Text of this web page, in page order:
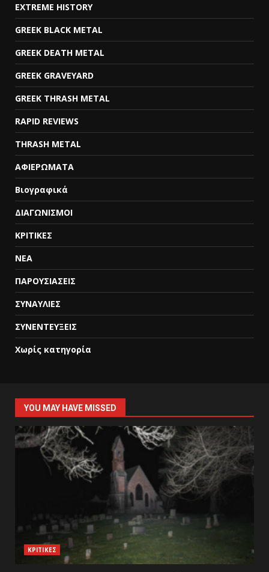
EXTREME HISTORY
GREEK BLACK METAL
GREEK DEATH METAL
GREEK GRAVEYARD
GREEK THRASH METAL
RAPID REVIEWS
THRASH METAL
ΑΦΙΕΡΩΜΑΤΑ
Βιογραφικά
ΔΙΑΓΩΝΙΣΜΟΙ
ΚΡΙΤΙΚΕΣ
ΝΕΑ
ΠΑΡΟΥΣΙΑΣΕΙΣ
ΣΥΝΑΥΛΙΕΣ
ΣΥΝΕΝΤΕΥΞΕΙΣ
Χωρίς κατηγορία
YOU MAY HAVE MISSED
ΚΡΙΤΙΚΕΣ